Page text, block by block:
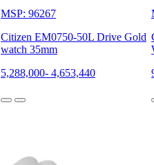
MSP: 96267
Citizen EM0750-50L Drive Gold
watch 35mm
5,288,000- 4,653,440